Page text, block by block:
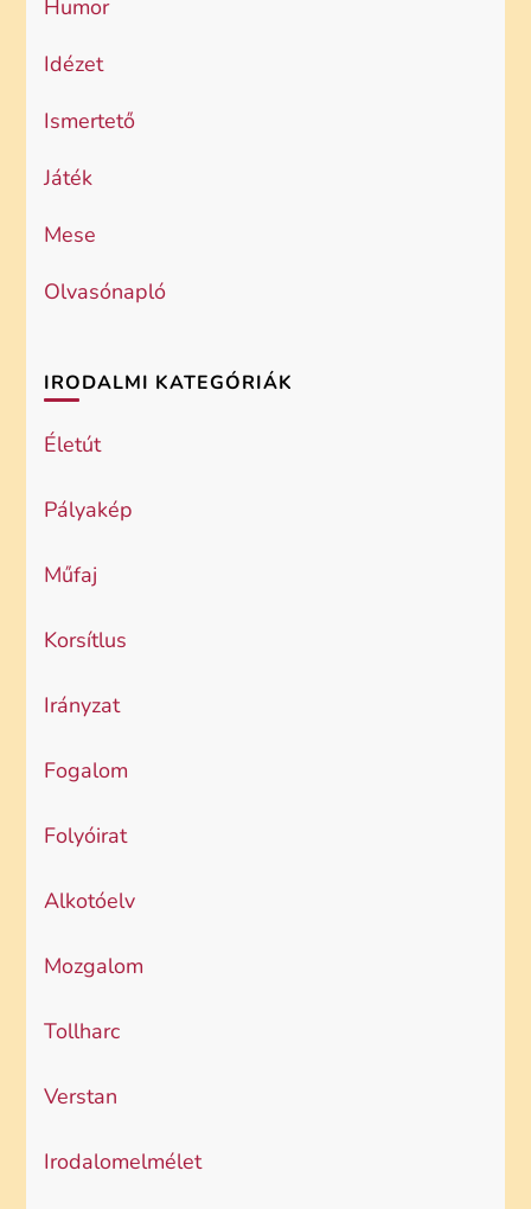
Humor
Idézet
Ismertető
Játék
Mese
Olvasónapló
IRODALMI KATEGÓRIÁK
Életút
Pályakép
Műfaj
Korsítlus
Irányzat
Fogalom
Folyóirat
Alkotóelv
Mozgalom
Tollharc
Verstan
Irodalomelmélet